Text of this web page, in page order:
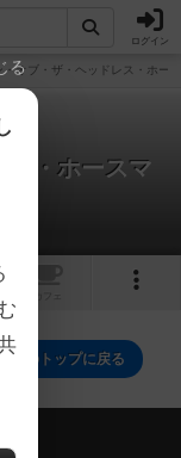
ログイン
・オブ・ザ・ヘッドレス・ホー
ス・ホースマ
ンのトップに戻る
る